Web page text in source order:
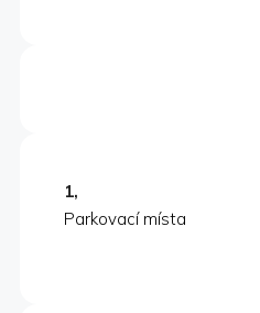
1,
Parkovací místa